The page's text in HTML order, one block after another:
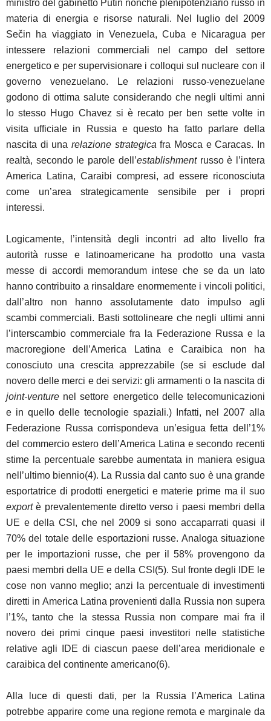
ministro del gabinetto Putin nonché plenipotenziario russo in
materia di energia e risorse naturali. Nel luglio del 2009
Sečin ha viaggiato in Venezuela, Cuba e Nicaragua per
intessere relazioni commerciali nel campo del settore
energetico e per supervisionare i colloqui sul nucleare con il
governo venezuelano. Le relazioni russo-venezuelane
godono di ottima salute considerando che negli ultimi anni
lo stesso Hugo Chavez si è recato per ben sette volte in
visita ufficiale in Russia e questo ha fatto parlare della
nascita di una relazione strategica fra Mosca e Caracas. In
realtà, secondo le parole dell’establishmentrusso è l’intera
America Latina, Caraibi compresi, ad essere riconosciuta
come un’area strategicamente sensibile per i propri
interessi.
Logicamente, l’intensità degli incontri ad alto livello fra
autorità russe e latinoamericane ha prodotto una vasta
messe di accordi memorandum intese che se da un lato
hanno contribuito a rinsaldare enormemente i vincoli politici,
dall’altro non hanno assolutamente dato impulso agli
scambi commerciali. Basti sottolineare che negli ultimi anni
l’interscambio commerciale fra la Federazione Russa e la
macroregione dell’America Latina e Caraibica non ha
conosciuto una crescita apprezzabile (se si esclude dal
novero delle merci e dei servizi: gli armamenti o la nascita di
joint-venture nel settore energetico delle telecomunicazioni
e in quello delle tecnologie spaziali.) Infatti, nel 2007 alla
Federazione Russa corrispondeva un’esigua fetta dell’1%
del commercio estero dell’America Latina e secondo recenti
stime la percentuale sarebbe aumentata in maniera esigua
nell’ultimo biennio(4). La Russia dal canto suo è una grande
esportatrice di prodotti energetici e materie prime ma il suo
exportè prevalentemente diretto verso i paesi membri della
UE e della CSI, che nel 2009 si sono accaparrati quasi il
70% del totale delle esportazioni russe. Analoga situazione
per le importazioni russe, che per il 58% provengono da
paesi membri della UE e della CSI(5). Sul fronte degli IDE le
cose non vanno meglio; anzi la percentuale di investimenti
diretti in America Latina provenienti dalla Russia non supera
l’1%, tanto che la stessa Russia non compare mai fra il
novero dei primi cinque paesi investitori nelle statistiche
relative agli IDE di ciascun paese dell’area meridionale e
caraibica del continente americano(6).
Alla luce di questi dati, per la Russia l’America Latina
potrebbe apparire come una regione remota e marginale da